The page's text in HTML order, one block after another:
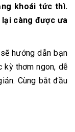
khoái tức thì.
lại càng được ưa
sẽ hướng dẫn bạn
kỳ thơm ngon, dễ
Cùng bắt đầu